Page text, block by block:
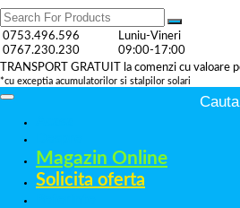
0753.496.596
0767.230.230
Luniu-Vineri
09:00-17:00
TRANSPORT GRATUIT la comenzi cu valoare
*cu exceptia acumulatorilor si stalpilor solari
Magazin Online
Solicita oferta